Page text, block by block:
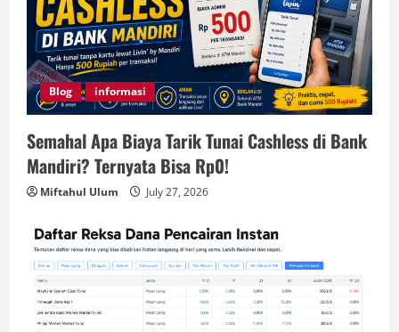
Blog informasi
Semahal Apa Biaya Tarik Tunai Cashless di Bank
Mandiri? Ternyata Bisa Rp0!
Miftahul Ulum July 27, 2026